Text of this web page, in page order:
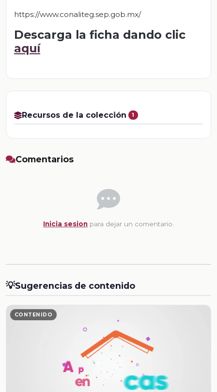
https://www.conaliteg.sep.gob.mx/
Descarga la ficha dando clic
aquí
Recursos de la colección 1
Comentarios
Inicia sesion para dejar un comentario.
💡Sugerencias de contenido
CONTENIDO